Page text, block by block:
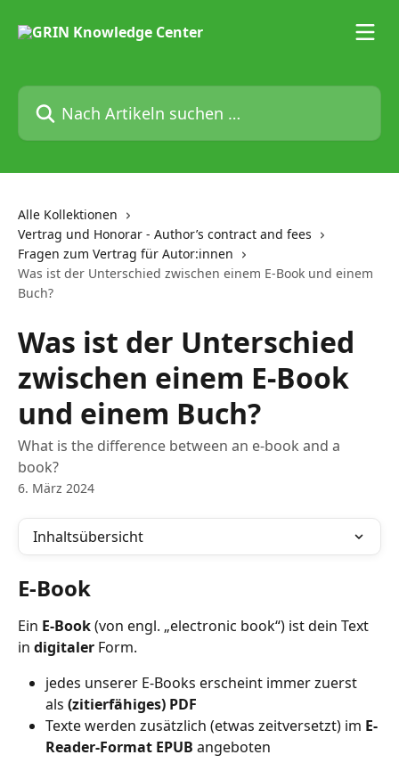
Nach Artikeln suchen …
Alle Kollektionen
Vertrag und Honorar - Author’s contract and fees
Fragen zum Vertrag für Autor:innen
Was ist der Unterschied zwischen einem E-Book und einem
Buch?
Was ist der Unterschied
zwischen einem E-Book
und einem Buch?
What is the difference between an e-book and a
book?
6. März 2024
Inhaltsübersicht
E-Book
Ein E-Book (von engl. „electronic book“) ist dein Text
in digitaler Form.
jedes unserer E-Books erscheint immer zuerst
als (zitierfähiges) PDF
Texte werden zusätzlich (etwas zeitversetzt) im E-
Reader-Format EPUB angeboten